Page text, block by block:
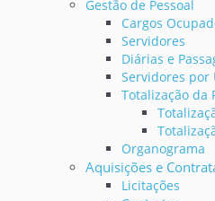
Gestão de Pessoal
Cargos
Servidores
Diárias e
Servidores por
Totalização da
Organograma
Aquisições e
Licitações